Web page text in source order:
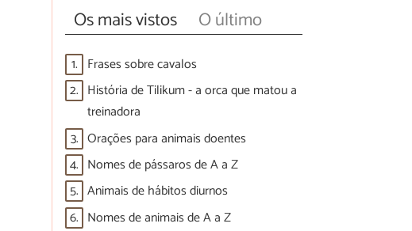
Os mais vistos O último
1. Frases sobre cavalos
2. História de Tilikum - a orca que matou a
treinadora
3. Orações para animais doentes
4. Nomes de pássaros de A a Z
5. Animais de hábitos diurnos
6. Nomes de animais de A a Z